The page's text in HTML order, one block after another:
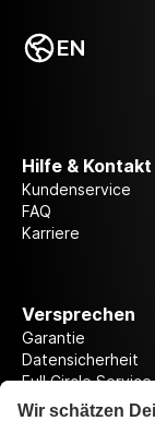
EN
Hilfe & Kontakt
Kundenservice
FAQ
Karriere
Versprechen
Garantie
Datensicherheit
Full Circle Service